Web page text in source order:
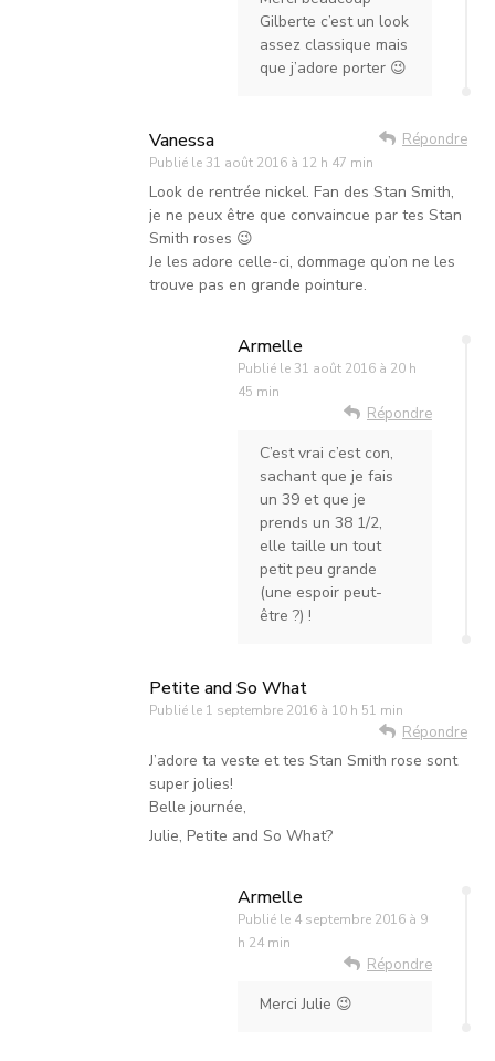
Gilberte c’est un look
assez classique mais
que j’adore porter 😉
Vanessa
Publié le 31 août 2016 à 12 h 47 min
Répondre
Look de rentrée nickel. Fan des Stan Smith,
je ne peux être que convaincue par tes Stan
Smith roses 😉
Je les adore celle-ci, dommage qu’on ne les
trouve pas en grande pointure.
Armelle
Publié le 31 août 2016 à 20 h
45 min
Répondre
C’est vrai c’est con,
sachant que je fais
un 39 et que je
prends un 38 1/2,
elle taille un tout
petit peu grande
(une espoir peut-
être ?) !
Petite and So What
Publié le 1 septembre 2016 à 10 h 51 min
Répondre
J’adore ta veste et tes Stan Smith rose sont
super jolies!
Belle journée,
Julie, Petite and So What?
Armelle
Publié le 4 septembre 2016 à 9
h 24 min
Répondre
Merci Julie 😉